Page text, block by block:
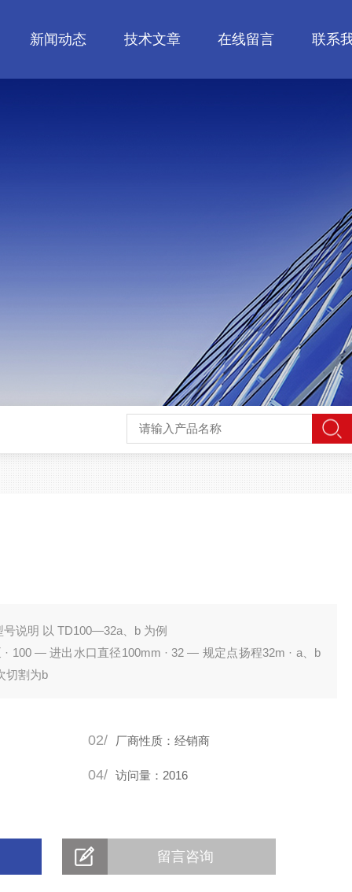
新闻动态 技术文章 在线留言 联系
号说明 以 TD100—32a、b 为例
水口直径100mm · 32 — 规定点扬程32m · a、b
切割为b
02/ 厂商性质：经销商
04/ 访问量：2016
留言咨询